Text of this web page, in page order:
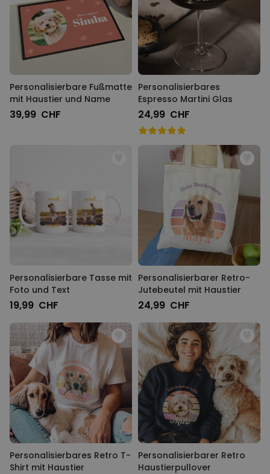
Personalisierbare Fußmatte
mit Haustier und Name
39,99 CHF
Personalisierbares
Espresso Martini Glas
24,99 CHF
Personalisierbare Tasse mit
Foto und Text
19,99 CHF
Personalisierbarer Retro-
Jutebeutel mit Haustier
24,99 CHF
Personalisierbares Retro T-
Shirt mit Haustier
Personalisierbarer Retro
Haustierpullover